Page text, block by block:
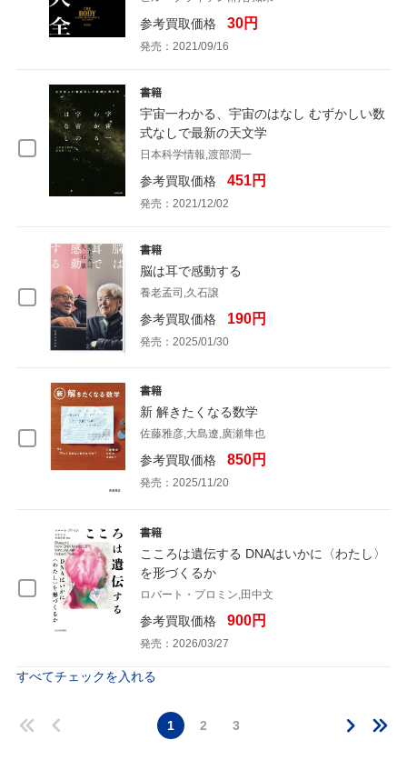
参考買取価格 30円
発売：2021/09/16
書籍
宇宙一わかる、宇宙のはなし むずかしい数
式なしで最新の天文学
日本科学情報,渡部潤一
参考買取価格 451円
発売：2021/12/02
書籍
脳は耳で感動する
養老孟司,久石譲
参考買取価格 190円
発売：2025/01/30
書籍
新 解きたくなる数学
佐藤雅彦,大島遼,廣瀬隼也
参考買取価格 850円
発売：2025/11/20
書籍
こころは遺伝する DNAはいかに〈わたし〉
を形づくるか
ロバート・プロミン,田中文
参考買取価格 900円
発売：2026/03/27
すべてチェックを入れる
1 2 3